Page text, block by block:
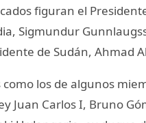
figuran el
Sigmundur
de Sudán, Ahmad
los de algunos
Juan Carlos I, Bruno